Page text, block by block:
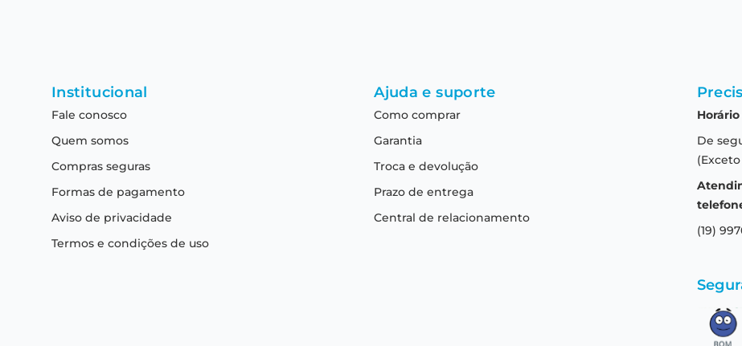
Institucional
Fale conosco
Quem somos
Compras seguras
Formas de pagamento
Aviso de privacidade
Termos e condições de uso
Ajuda e suporte
Como comprar
Garantia
Troca e devolução
Prazo de entrega
Central de relacionamento
De
(19)